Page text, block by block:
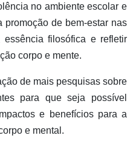
no ambiente escolar e
promoção de bem-estar nas
essência filosófica e refletir
corpo e mente.
de mais pesquisas sobre
para que seja possível
e benefícios para a
e mental.